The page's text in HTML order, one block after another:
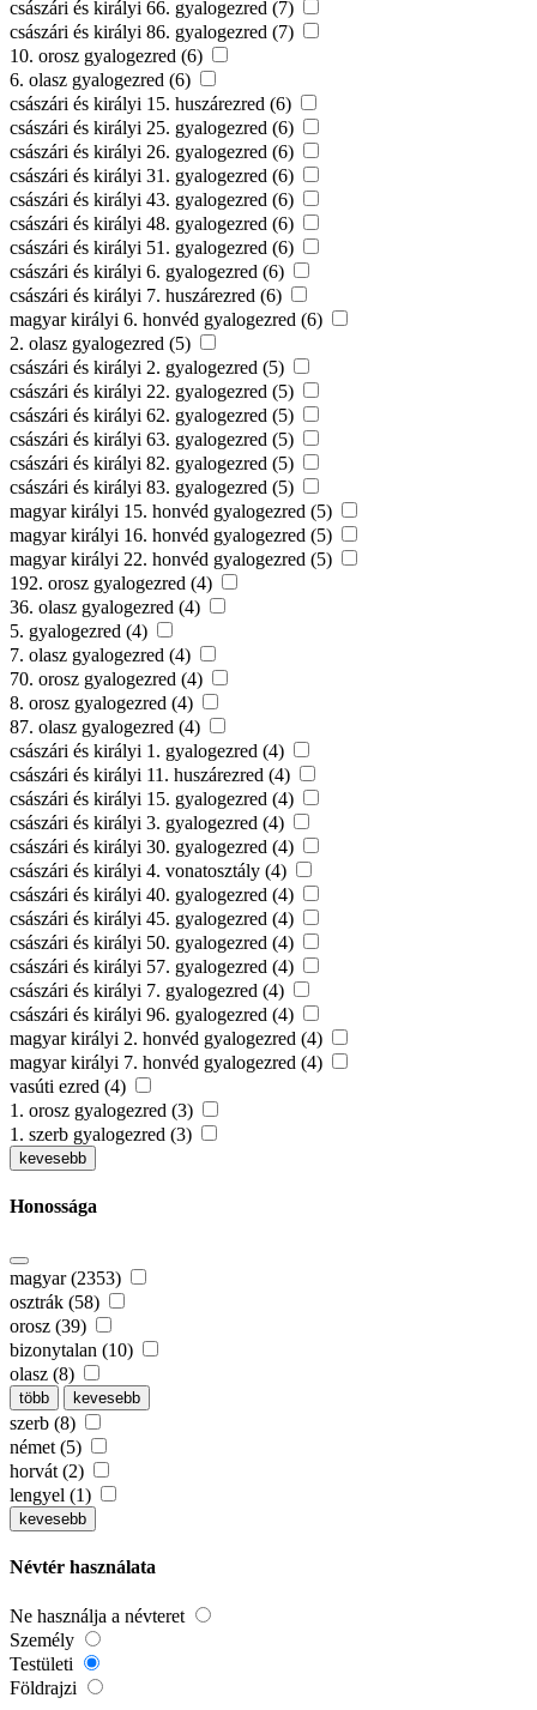
császári és királyi 66. gyalogezred (7)
császári és királyi 86. gyalogezred (7)
10. orosz gyalogezred (6)
6. olasz gyalogezred (6)
császári és királyi 15. huszárezred (6)
császári és királyi 25. gyalogezred (6)
császári és királyi 26. gyalogezred (6)
császári és királyi 31. gyalogezred (6)
császári és királyi 43. gyalogezred (6)
császári és királyi 48. gyalogezred (6)
császári és királyi 51. gyalogezred (6)
császári és királyi 6. gyalogezred (6)
császári és királyi 7. huszárezred (6)
magyar királyi 6. honvéd gyalogezred (6)
2. olasz gyalogezred (5)
császári és királyi 2. gyalogezred (5)
császári és királyi 22. gyalogezred (5)
császári és királyi 62. gyalogezred (5)
császári és királyi 63. gyalogezred (5)
császári és királyi 82. gyalogezred (5)
császári és királyi 83. gyalogezred (5)
magyar királyi 15. honvéd gyalogezred (5)
magyar királyi 16. honvéd gyalogezred (5)
magyar királyi 22. honvéd gyalogezred (5)
192. orosz gyalogezred (4)
36. olasz gyalogezred (4)
5. gyalogezred (4)
7. olasz gyalogezred (4)
70. orosz gyalogezred (4)
8. orosz gyalogezred (4)
87. olasz gyalogezred (4)
császári és királyi 1. gyalogezred (4)
császári és királyi 11. huszárezred (4)
császári és királyi 15. gyalogezred (4)
császári és királyi 3. gyalogezred (4)
császári és királyi 30. gyalogezred (4)
császári és királyi 4. vonatosztály (4)
császári és királyi 40. gyalogezred (4)
császári és királyi 45. gyalogezred (4)
császári és királyi 50. gyalogezred (4)
császári és királyi 57. gyalogezred (4)
császári és királyi 7. gyalogezred (4)
császári és királyi 96. gyalogezred (4)
magyar királyi 2. honvéd gyalogezred (4)
magyar királyi 7. honvéd gyalogezred (4)
vasúti ezred (4)
1. orosz gyalogezred (3)
1. szerb gyalogezred (3)
kevesebb
Honossága
magyar (2353)
osztrák (58)
orosz (39)
bizonytalan (10)
olasz (8)
több kevesebb
szerb (8)
német (5)
horvát (2)
lengyel (1)
kevesebb
Névtér használata
Ne használja a névteret
Személy
Testületi
Földrajzi